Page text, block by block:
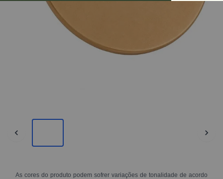
As cores do produto podem sofrer variações de tonalidade de acordo